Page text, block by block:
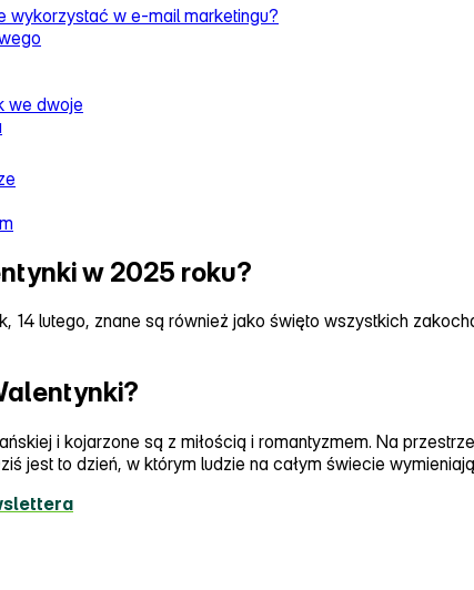
wykorzystać w e-mail marketingu?
we dwoje
w 2025 roku?
14 lutego, znane są również jako święto wszystkich
i kojarzone są z miłością i romantyzmem. Na
jest to dzień, w którym ludzie na całym świecie